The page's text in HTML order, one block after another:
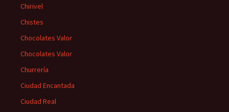
Chirivel
Chistes
Chocolates Valor
Chocolates Valor
Churrería
Ciudad Encantada
Ciudad Real